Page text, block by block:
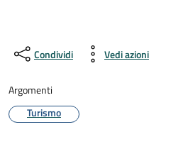
Condividi Vedi azioni
Argomenti
Turismo